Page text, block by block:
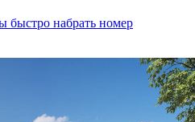
быстро набрать номер